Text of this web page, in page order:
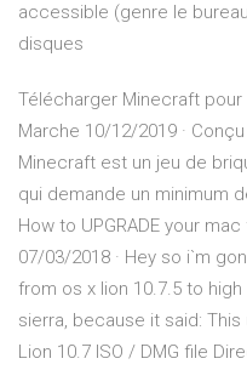
accessible (genre le
disques
Télécharger Minecraft
Marche 10/12/2019 ·
Minecraft est un jeu de
qui demande un minimum
How to UPGRADE your
07/03/2018 · Hey so i`m
from os x lion 10.7.5 to
sierra, because it said:
Lion 10.7 ISO / DMG file